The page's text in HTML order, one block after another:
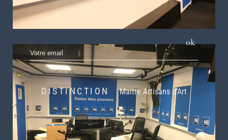
S’INSCRIRE À NOTRE NEWLETTER
ok
DISTINCTION Maitre Artisans d’Art